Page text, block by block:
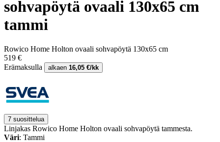
sohvapöytä ovaali 130x65 cm
tammi
Rowico Home Holton ovaali sohvapöytä 130x65 cm
519 €
Erämaksulla
alkaen 16,05 €/kk
7 suosittelua
Linjakas Rowico Home Holton ovaali sohvapöytä tammesta.
Väri: Tammi